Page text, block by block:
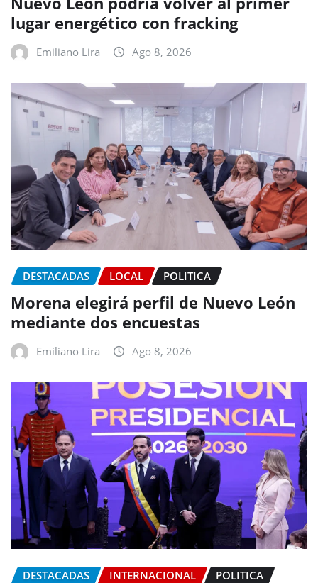
lugar energético con fracking
Emiliano Lira Ago 8, 2026
DESTACADAS LOCAL POLITICA
Morena elegirá perfil de Nuevo León
mediante dos encuestas
Emiliano Lira Ago 8, 2026
DESTACADAS INTERNACIONAL POLITICA